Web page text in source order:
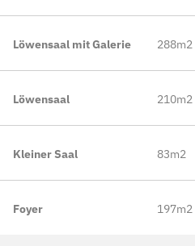
Löwensaal mit Galerie 288m2
Löwensaal 210m2
Kleiner Saal 83m2
Foyer 197m2